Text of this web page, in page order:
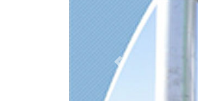
Previous